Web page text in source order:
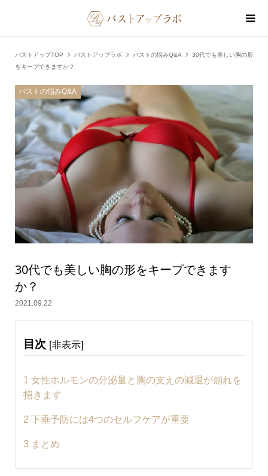
バストアップTOP バストアップラボ バストの悩みQ&A
30代でも美しい胸の形
をキープできますか？
バストの悩みQ&A
30代でも美しい胸の形をキープできます
か？
2021.09.22
目次 [非表示]
1 女性ホルモンの分泌量と胸の支えの減退が崩れを
招きます
2 下垂予防には4つのセルフケアが重要
3 まとめ